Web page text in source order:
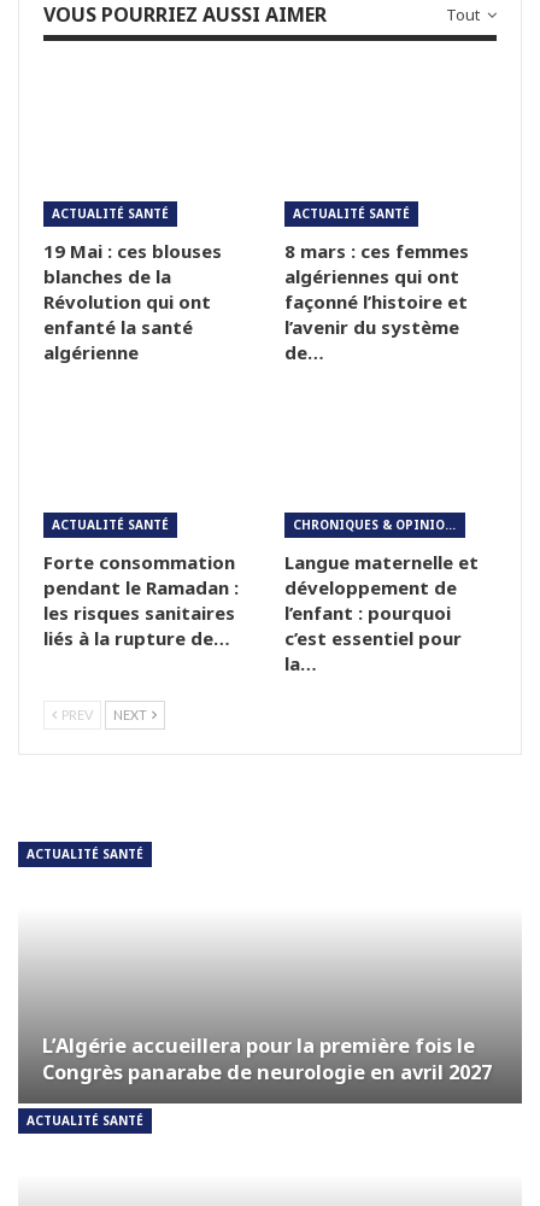
Tout
VOUS POURRIEZ AUSSI AIMER
ACTUALITÉ SANTÉ
19 Mai : ces blouses
blanches de la
Révolution qui ont
enfanté la santé
algérienne
ACTUALITÉ SANTÉ
8 mars : ces femmes
algériennes qui ont
façonné l’histoire et
l’avenir du système
de…
ACTUALITÉ SANTÉ
Forte consommation
pendant le Ramadan :
les risques sanitaires
liés à la rupture de…
CHRONIQUES & OPINIONS
Langue maternelle et
développement de
l’enfant : pourquoi
c’est essentiel pour
la…
PREV NEXT
ACTUALITÉ SANTÉ
L’Algérie accueillera pour la première fois le
Congrès panarabe de neurologie en avril 2027
ACTUALITÉ SANTÉ